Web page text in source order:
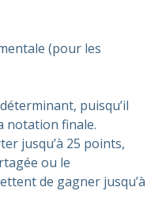
(pour les
puisqu’il
notation finale.
jusqu’à 25 points,
ou le
de gagner jusqu’à